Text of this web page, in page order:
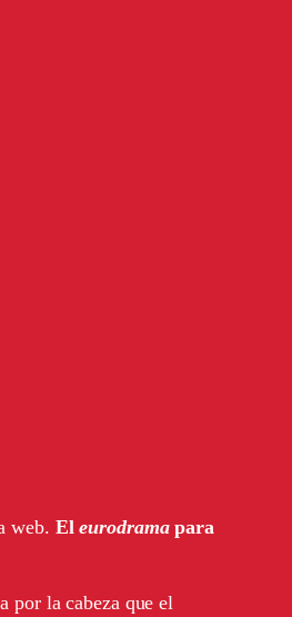
web. Eleurodramapara
por la cabeza que el